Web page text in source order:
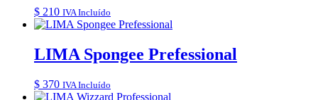
$ 210 IVA Incluído
LIMA Spongee Prefessional
$ 370 IVA Incluído